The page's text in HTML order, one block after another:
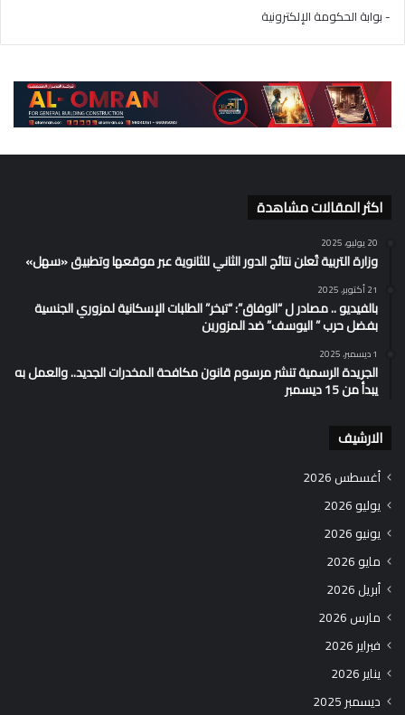
- بوابة الحكومة الإلكترونية
اكثر المقالات مشاهدة
20 يوليو، 2025
وزارة التربية تُعلن نتائج الدور الثاني للثانوية عبر موقعها وتطبيق «سهل»
21 أكتوبر، 2025
بالفيديو .. مصادر ل “الوفاق”: “تبخر” الطلبات الإسكانية لمزوري الجنسية
بفضل حرب ” اليوسف” ضد المزورين
1 ديسمبر، 2025
الجريدة الرسمية تنشر مرسوم قانون مكافحة المخدرات الجديد.. والعمل به
يبدأ من 15 ديسمبر
الارشيف
أغسطس 2026
يوليو 2026
يونيو 2026
مايو 2026
أبريل 2026
مارس 2026
فبراير 2026
يناير 2026
ديسمبر 2025